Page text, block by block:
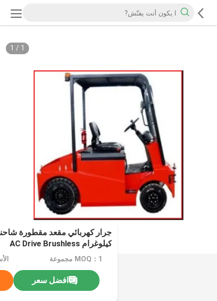
1
/
1
كيلوغرام AC Drive Brushless
MOQ：1 مجموعة
افضل سعر